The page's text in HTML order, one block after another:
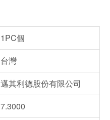
1PC個
台灣
邁其利德股份有限公司
7.3000